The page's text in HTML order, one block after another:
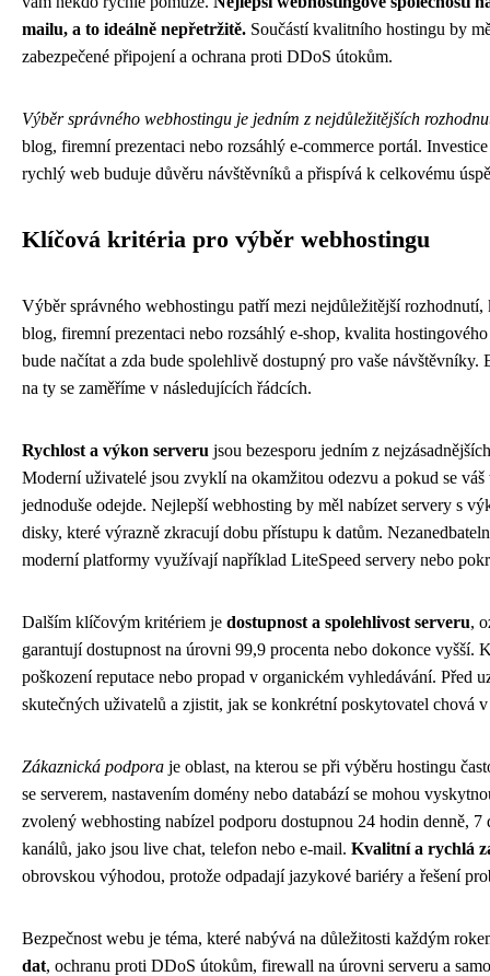
mailu, a to ideálně nepřetržitě. Součástí kvalitního hostingu by
zabezpečené připojení a ochrana proti DDoS útokům.
Výběr správného webhostingu je jedním z nejdůležitějších
blog, firemní prezentaci nebo rozsáhlý e-commerce portál.
rychlý web buduje důvěru návštěvníků a přispívá k celkovému
Klíčová kritéria pro výběr webhostingu
Výběr správného webhostingu patří mezi nejdůležitější
blog, firemní prezentaci nebo rozsáhlý e-shop, kvalita
bude načítat a zda bude spolehlivě dostupný pro vaše
na ty se zaměříme v následujících řádcích.
Rychlost a výkon serveru jsou bezesporu jedním z
Moderní uživatelé jsou zvyklí na okamžitou odezvu a pokud se
jednoduše odejde. Nejlepší webhosting by měl nabízet servery s
disky, které výrazně zkracují dobu přístupu k datům.
moderní platformy využívají například LiteSpeed servery nebo
Dalším klíčovým kritériem je dostupnost a spolehlivost serveru,
garantují dostupnost na úrovni 99,9 procenta nebo dokonce vyšší.
poškození reputace nebo propad v organickém vyhledávání. Před
skutečných uživatelů a zjistit, jak se konkrétní poskytovatel chová
Zákaznická podpora je oblast, na kterou se při výběru hostingu
se serverem, nastavením domény nebo databází se mohou
zvolený webhosting nabízel podporu dostupnou 24 hodin denně,
kanálů, jako jsou live chat, telefon nebo e-mail. Kvalitní a rychlá
obrovskou výhodou, protože odpadají jazykové bariéry a řešení
Bezpečnost webu je téma, které nabývá na důležitosti každým
dat, ochranu proti DDoS útokům, firewall na úrovni serveru a